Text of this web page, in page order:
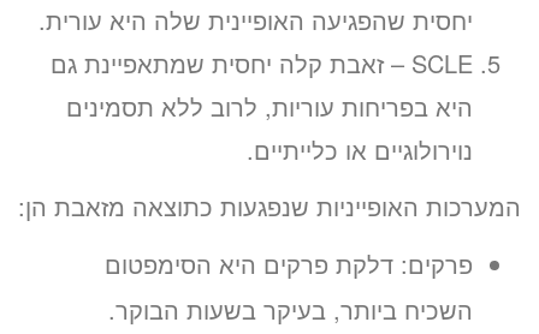
יחסית שהפגיעה האופיינית שלה היא עורית.
SCLE – זאבת קלה יחסית שמתאפיינת גם
היא בפריחות עוריות, לרוב ללא תסמינים
נוירולוגיים או כלייתיים.
המערכות האופייניות שנפגעות כתוצאה מזאבת הן:
פרקים: דלקת פרקים היא הסימפטום
השכיח ביותר, בעיקר בשעות הבוקר.